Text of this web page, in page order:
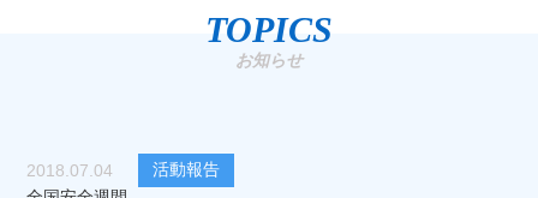
TOPICS
お知らせ
2018.07.04
活動報告